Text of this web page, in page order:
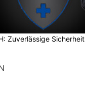
Zuverlässige